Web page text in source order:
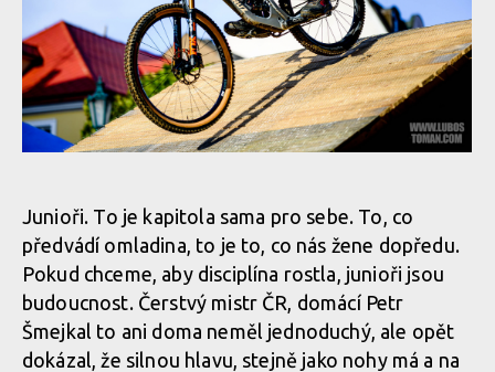
Report z Czech Downtown Series: Svatou horou nejrychleji
prolétl Leták
Report z Czech Downtown Series: Svatou horou nejrychleji
prolétl Leták
Report z Czech Downtown Series: Svatou horou nejrychleji
prolétl Leták
Report z Czech Downtown Series: Svatou horou nejrychleji
prolétl Leták
Junioři. To je kapitola sama pro sebe. To, co
předvádí omladina, to je to, co nás žene dopředu.
Pokud chceme, aby disciplína rostla, junioři jsou
budoucnost. Čerstvý mistr ČR, domácí Petr
Šmejkal to ani doma neměl jednoduchý, ale opět
dokázal, že silnou hlavu, stejně jako nohy má a na